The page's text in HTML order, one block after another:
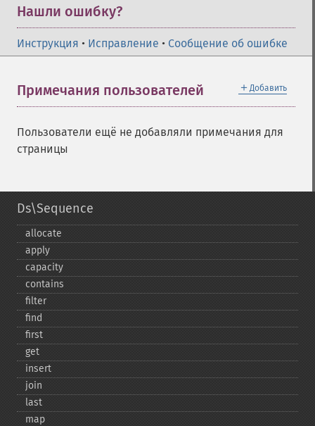
Нашли ошибку?
Инструкция • Исправление • Сообщение об ошибке
＋ Добавить
Примечания пользователей
Пользователи ещё не добавляли примечания для
страницы
Ds\Sequence
allocate
apply
capacity
contains
filter
find
first
get
insert
join
last
map